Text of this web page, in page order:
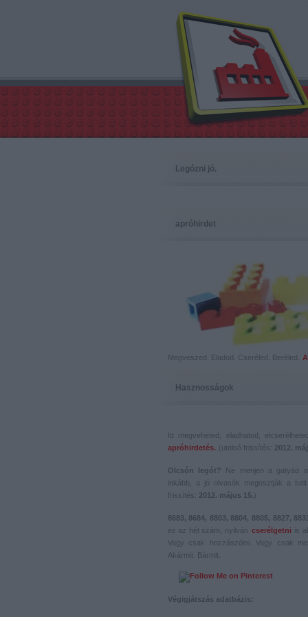
Legózni jó.
apróhirdet
Megveszed. Eladod. Cseréled. Beréled.
Hasznosságok
Itt megveheted, eladhatod,
apróhirdetés. (utolsó frissítés: 2012.
Olcsón legót? Ne menjen a gatyád
inkább, a jó olvasók megosztják a
frissítés: 2012. május 15.)
8683, 8684, 8803, 8804, 8805, 8827, 8831
ez az hét szám, nyilván
cserélgetni
is
Vagy csak hozzászólni. Vagy csak
Akármit. Bármit.
Végigjátszás adatbázis: